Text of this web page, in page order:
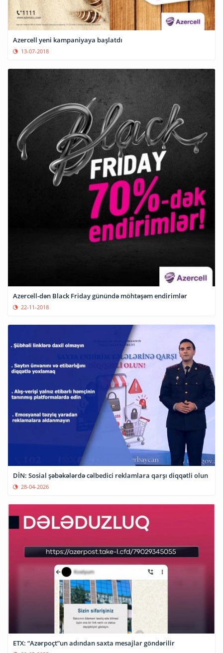
Azercell yeni kampaniyaya başlatdı
13-07-2018
Azercell-dən Black Friday günündə möhtəşəm endirimlər
22-11-2018
DİN: Sosial şəbəkələrdə cəlbedici reklamlara qarşı diqqətli olun
28-04-2026
ETX: “Azərpoçt”un adından saxta mesajlar göndərilir